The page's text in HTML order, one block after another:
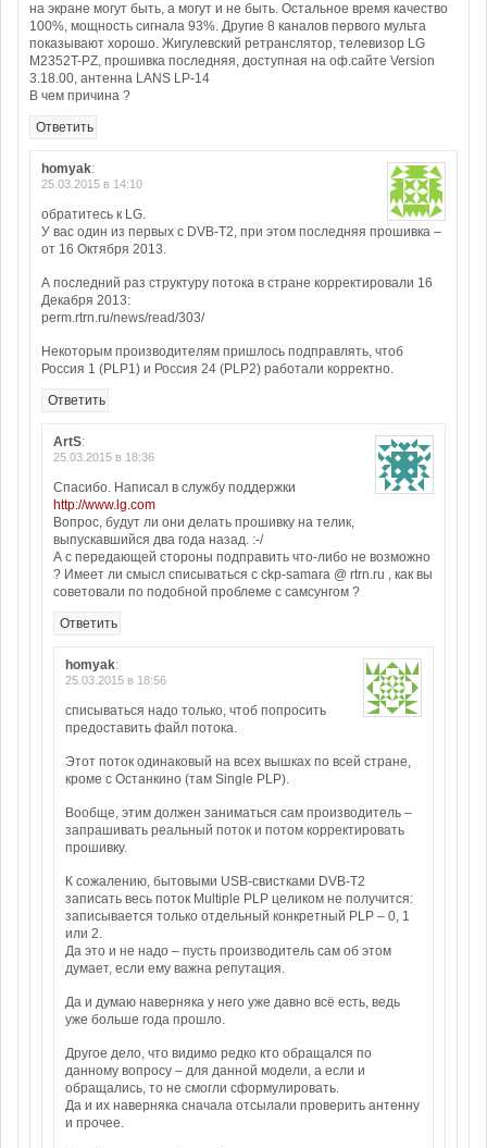
на экране могут быть, а могут и не быть. Остальное время качество
100%, мощность сигнала 93%. Другие 8 каналов первого мульта
показывают хорошо. Жигулевский ретранслятор, телевизор LG
M2352T-PZ, прошивка последняя, доступная на оф.сайте Version
3.18.00, антенна LANS LP-14
В чем причина ?
Ответить
homyak:
25.03.2015 в 14:10
обратитесь к LG.
У вас один из первых с DVB-T2, при этом последняя прошивка –
от 16 Октября 2013.
А последний раз структуру потока в стране корректировали 16
Декабря 2013:
perm.rtrn.ru/news/read/303/
Некоторым производителям пришлось подправлять, чтоб
Россия 1 (PLP1) и Россия 24 (PLP2) работали корректно.
Ответить
ArtS:
25.03.2015 в 18:36
Спасибо. Написал в службу поддержки
http://www.lg.com
Вопрос, будут ли они делать прошивку на телик,
выпускавшийся два года назад. :-/
А с передающей стороны подправить что-либо не возможно
? Имеет ли смысл списываться с ckp-samara @ rtrn.ru , как вы
советовали по подобной проблеме с самсунгом ?
Ответить
homyak:
25.03.2015 в 18:56
списываться надо только, чтоб попросить
предоставить файл потока.
Этот поток одинаковый на всех вышках по всей стране,
кроме с Останкино (там Single PLP).
Вообще, этим должен заниматься сам производитель –
запрашивать реальный поток и потом корректировать
прошивку.
К сожалению, бытовыми USB-свистками DVB-T2
записать весь поток Multiple PLP целиком не получится:
записывается только отдельный конкретный PLP – 0, 1
или 2.
Да это и не надо – пусть производитель сам об этом
думает, если ему важна репутация.
Да и думаю наверняка у него уже давно всё есть, ведь
уже больше года прошло.
Другое дело, что видимо редко кто обращался по
данному вопросу – для данной модели, а если и
обращались, то не смогли сформулировать.
Да и их наверняка сначала отсылали проверить антенну
и прочее.